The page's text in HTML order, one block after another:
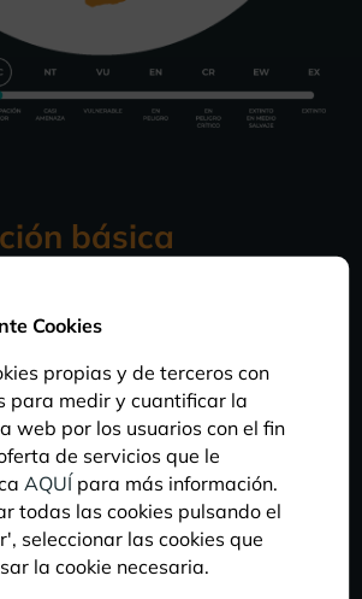
básica
que se alimenta de
grano, frutos caídos y corteza
comer ocasionalmente
viejos, que roen en busca de
Cookies
propias y de terceros con
para medir y cuantificar la
web por los usuarios con el fin
de servicios que le
AQUÍ para más información.
todas las cookies pulsando el
seleccionar las cookies que
la cookie necesaria.